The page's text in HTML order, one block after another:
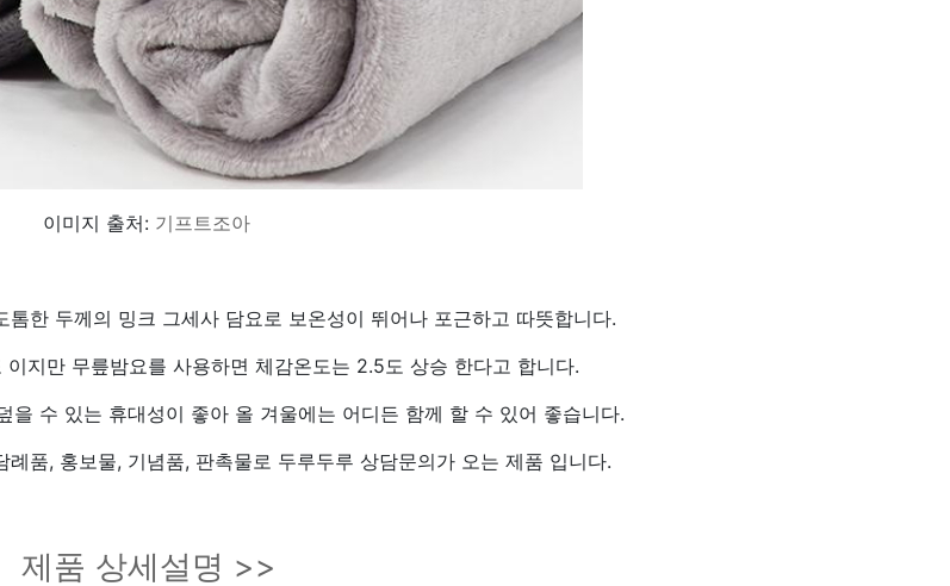
이미지 출처: 기프트조아
한 두께의 밍크 그세사 담요로 보온성이 뛰어나 포근하고 따뜻합니다.
지만 무릎밤요를 사용하면 체감온도는 2.5도 상승 한다고 합니다.
을 수 있는 휴대성이 좋아 올 겨울에는 어디든 함께 할 수 있어 좋습니다.
품, 홍보물, 기념품, 판촉물로 두루두루 상담문의가 오는 제품 입니다.
제품 상세설명 >>